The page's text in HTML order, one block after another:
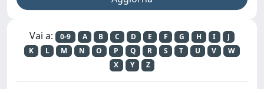
Vai a: 0-9 A B C D E F G H I
J
K
L M N O P Q R S T U V
W
X
Y Z